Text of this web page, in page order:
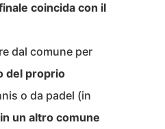
coincida con il
dal comune per
del proprio
o da padel (in
un altro comune